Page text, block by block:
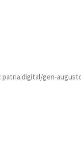
gen-